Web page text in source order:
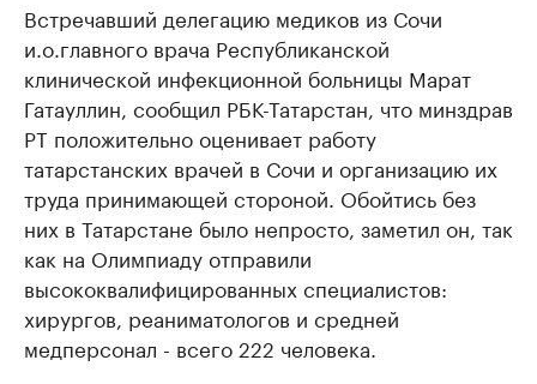
Встречавший делегацию медиков из Сочи
и.о.главного врача Республиканской
клинической инфекционной больницы Марат
Гатауллин, сообщил РБК-Татарстан, что минздрав
РТ положительно оценивает работу
татарстанских врачей в Сочи и организацию их
труда принимающей стороной. Обойтись без
них в Татарстане было непросто, заметил он, так
как на Олимпиаду отправили
высококвалифицированных специалистов:
хирургов, реаниматологов и средней
медперсонал - всего 222 человека.